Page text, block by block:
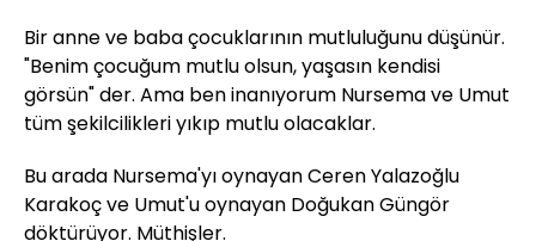
Bir anne ve baba çocuklarının mutluluğunu düşünür.
"Benim çocuğum mutlu olsun, yaşasın kendisi
görsün" der. Ama ben inanıyorum Nursema ve Umut
tüm şekilcilikleri yıkıp mutlu olacaklar.
Bu arada Nursema'yı oynayan Ceren Yalazoğlu
Karakoç ve Umut'u oynayan Doğukan Güngör
döktürüyor. Müthişler.